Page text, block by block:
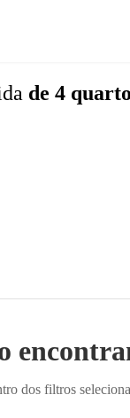
de 4
dos filtros